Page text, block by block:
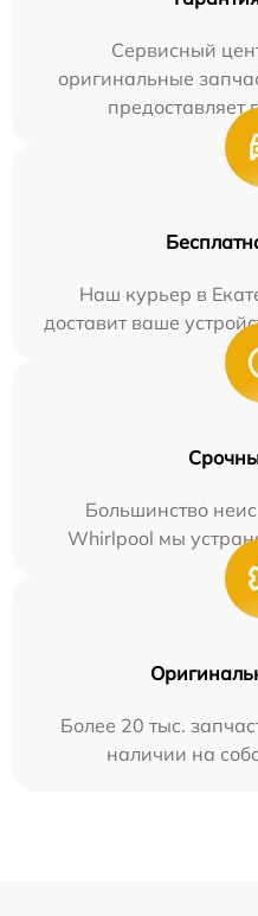
Сервисный
оригинальные
предоставляет
Наш курьер в
доставит ваше
Большинство
Whirlpool мы
Более 20 тыс.
наличии на